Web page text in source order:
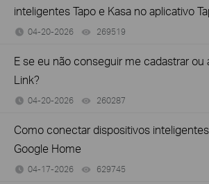
inteligentes Tapo e Kasa no aplicativo
04-20-2026 269519
E se eu não conseguir me cadastrar ou
Link?
04-20-2026 260287
Como conectar dispositivos
Google Home
04-17-2026 629745